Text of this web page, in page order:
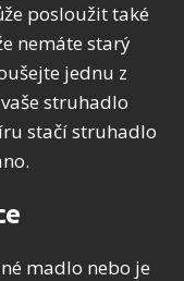
posloužit také
nemáte starý
jednu z
struhadlo
stačí struhadlo
madlo nebo je